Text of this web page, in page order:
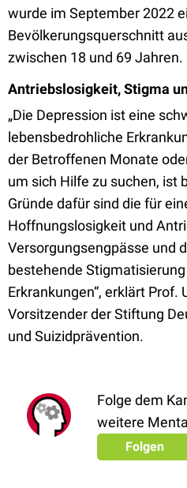
wurde im September 2022
Bevölkerungsquerschnitt
zwischen 18 und 69 Jahren.
Antriebslosigkeit, Stigma
„Die Depression ist eine
lebensbedrohliche
der Betroffenen Monate
um sich Hilfe zu suchen, ist
Gründe dafür sind die für
Hoffnungslosigkeit und
Versorgungsengpässe und
bestehende
Erkrankungen“, erklärt Prof.
Vorsitzender der Stiftung
und Suizidprävention.
Folge dem
weitere
Folgen